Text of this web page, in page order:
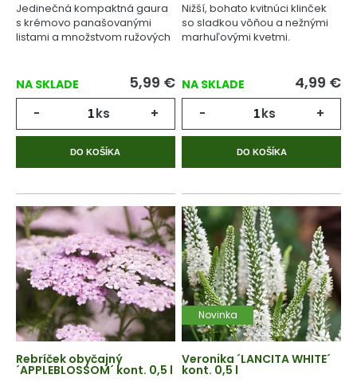
Jedinečná kompaktná gaura
s krémovo panašovanými
listami a množstvom ružových
NA SKLADE 5,99 €
- ks +
DO KOŠÍKA
Nižší, bohato kvitnúci klinček
so sladkou vôňou a nežnými
marhuľovými kvetmi.
NA SKLADE 4,99 €
- ks +
DO KOŠÍKA
Rebríček obyčajný
´APPLEBLOSSOM´ kont. 0,5 l
Novinka
Veronika ´LANCITA WHITE´
kont. 0,5 l